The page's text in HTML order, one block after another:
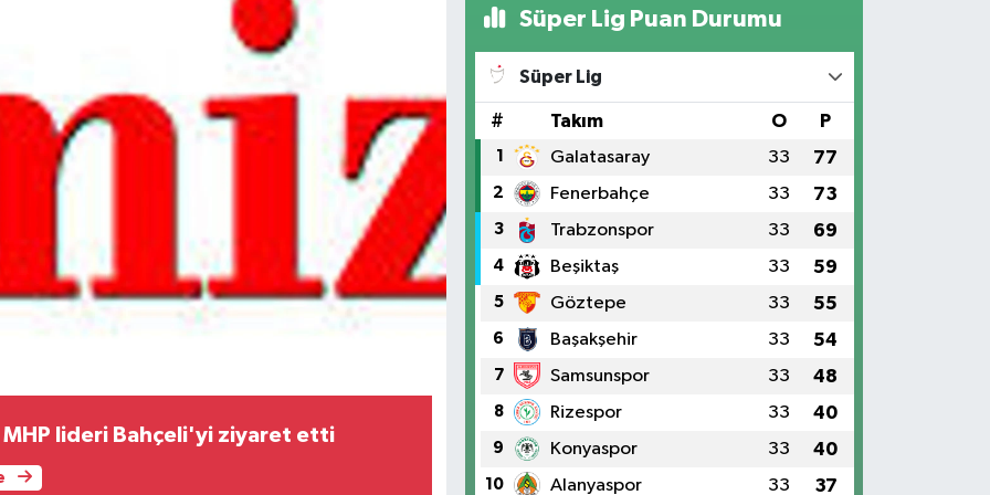
MHP lideri Bahçeli'yi ziyaret etti
Süper Lig Puan Durumu
Süper Lig
# Takım O P
1 Galatasaray 33 77
2 Fenerbahçe 33 73
3 Trabzonspor 33 69
4 Beşiktaş 33 59
5 Göztepe 33 55
6 Başakşehir 33 54
7 Samsunspor 33 48
8 Rizespor 33 40
9 Konyaspor 33 40
10 Alanyaspor 33 37